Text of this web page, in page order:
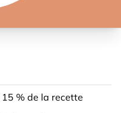
AVEC
% de la recette